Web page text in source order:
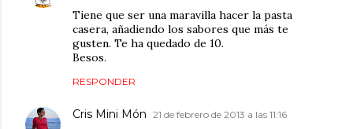
Tiene que ser una maravilla hacer la pasta
casera, añadiendo los sabores que más te
gusten. Te ha quedado de 10.
Besos.
RESPONDER
Cris Mini Món 21 de febrero de 2013 a las 11:16